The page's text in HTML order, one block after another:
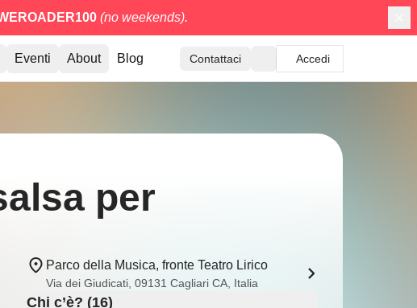
(no weekends).
Eventi About Blog Contattaci Accedi
per
Parco della Musica, fronte Teatro Lirico
Via dei Giudicati, 09131 Cagliari CA, Italia
Chi c’è? (16)